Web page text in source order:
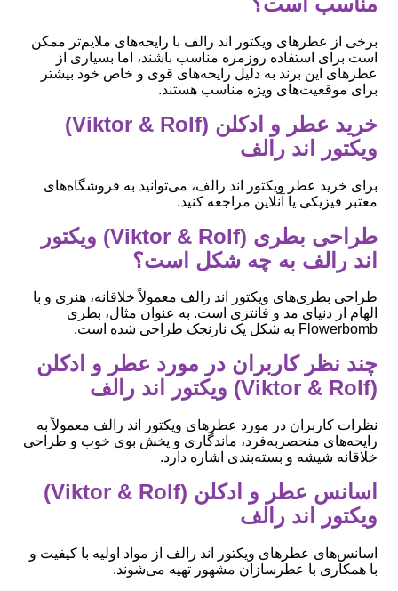
برخی از عطرهای ویکتور اند رالف با رایحه‌های ملایم‌تر ممکن
است برای استفاده روزمره مناسب باشند، اما بسیاری از
عطرهای این برند به دلیل رایحه‌های قوی و خاص خود بیشتر
برای موقعیت‌های ویژه مناسب هستند.
خرید عطر و ادکلن (Viktor & Rolf)
ویکتور اند رالف
برای خرید عطر ویکتور اند رالف، می‌توانید به فروشگاه‌های
معتبر فیزیکی یا آنلاین مراجعه کنید.
طراحی بطری (Viktor & Rolf) ویکتور
اند رالف به چه شکل است؟
طراحی بطری‌های ویکتور اند رالف معمولاً خلاقانه، هنری و با
الهام از دنیای مد و فانتزی است. به عنوان مثال، بطری
Flowerbomb به شکل یک نارنجک طراحی شده است.
چند نظر کاربران در مورد عطر و ادکلن
(Viktor & Rolf) ویکتور اند رالف
نظرات کاربران در مورد عطرهای ویکتور اند رالف معمولاً به
رایحه‌های منحصربه‌فرد، ماندگاری و پخش بوی خوب و طراحی
خلاقانه شیشه و بسته‌بندی اشاره دارد.
اسانس عطر و ادکلن (Viktor & Rolf)
ویکتور اند رالف
اسانس‌های عطرهای ویکتور اند رالف از مواد اولیه با کیفیت و
با همکاری با عطرسازان مشهور تهیه می‌شوند.